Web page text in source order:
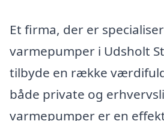
Et firma, der er
varmepumper i Udsholt
tilbyde en række
både private og
varmepumper er en